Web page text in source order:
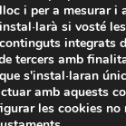
el Servicio de
de Alicante
i per a mesurar i
si vosté
integrats
tercers amb
s'instal·laran
amb aquests
les cookies no